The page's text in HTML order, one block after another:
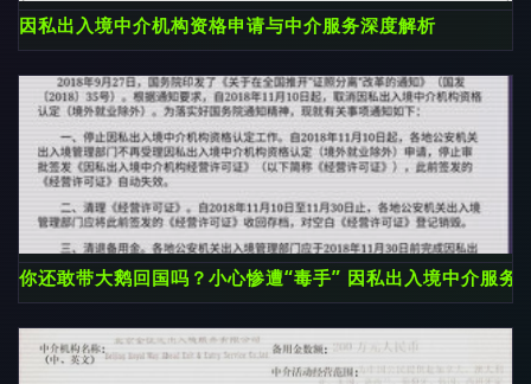
因私出入境中介机构资格申请与中介服务深度解析
你还敢带大鹅回国吗？小心惨遭“毒手” 因私出入境中介服务